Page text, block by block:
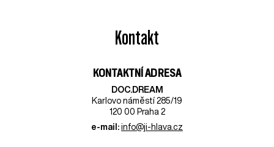
Kontakt
KONTAKTNÍ ADRESA
DOC.DREAM​
Karlovo náměstí 285/19
120 00 Praha 2
e-mail: info@ji-hlava.cz